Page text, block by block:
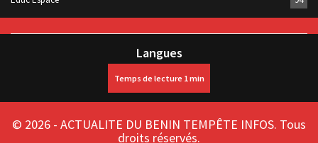
Langues
© 2026 - ACTUALITE DU BENIN TEMPÊTE INFOS. Tous
droits réservés.